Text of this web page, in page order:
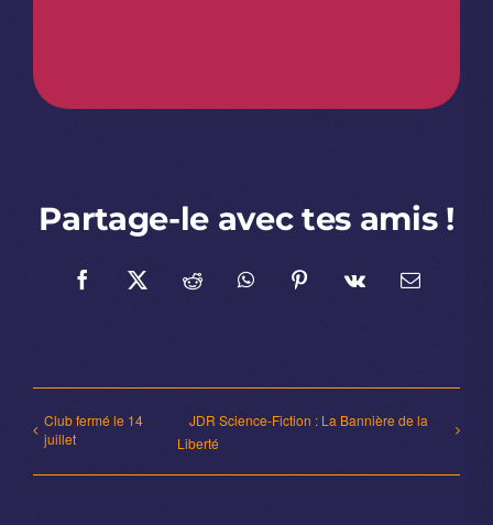
Partage-le avec tes amis !
Facebook
X RedditWhatsAppPinterest
Vk Email
Club fermé le 14
juillet
JDR Science-Fiction : La Bannière de la
Liberté